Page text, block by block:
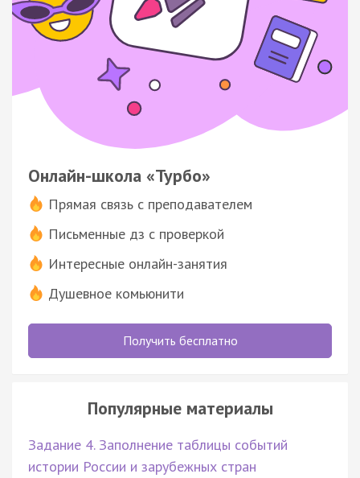
Онлайн-школа «Турбо»
Прямая связь с преподавателем
Письменные дз с проверкой
Интересные онлайн-занятия
Душевное комьюнити
Получить бесплатно
Популярные материалы
Задание 4. Заполнение таблицы событий
истории России и зарубежных стран